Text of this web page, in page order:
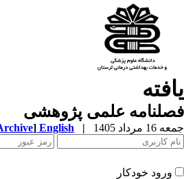
علمی پژوهشی
مرداد 1405 |
English
[Archive]
ورود خودکار